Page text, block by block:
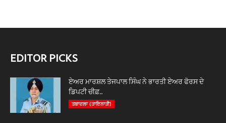
EDITOR PICKS
ਏਅਰ ਮਾਰਸ਼ਲ ਤੇਜਪਾਲ ਸਿੰਘ ਨੇ ਭਾਰਤੀ ਏਅਰ ਫੋਰਸ ਦੇ
ਡਿਪਟੀ ਚੀਫ਼...
ਤਬਾਦਲਾ (ਤਾਇਨਾਤੀ)